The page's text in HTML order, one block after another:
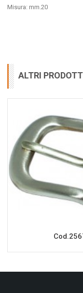
Misura: mm.20
ALTRI